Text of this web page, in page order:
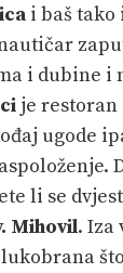
i baš tako
i dubine i
je restoran
ugode
li se
Mihovil. Iza